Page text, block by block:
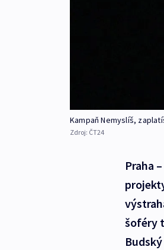
Kampaň Nemyslíš,
Zdroj: ČT24
Praha
šoféry